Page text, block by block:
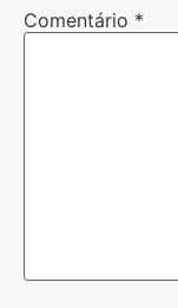
Comentário *